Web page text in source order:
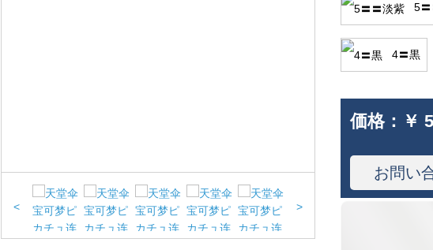
< >
5
4〓黒
価格： ￥
お問い